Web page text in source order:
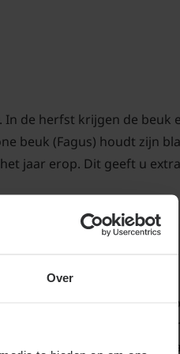
Over
In de herfst krijgen de beuk
beuk (Fagus) houdt zijn
jaar erop. Dit geeft u
Over het algemeen
goede (aan)groei te
in de bodem! Het is ook